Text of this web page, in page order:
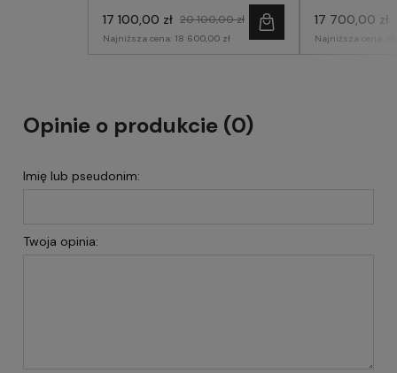
17 100,00 zł 20 100,00 zł
Najniższa cena: 18 600,00 zł
17 700,00 zł
Najniższa cena:
Opinie o produkcie (0)
Imię lub pseudonim:
Twoja opinia: